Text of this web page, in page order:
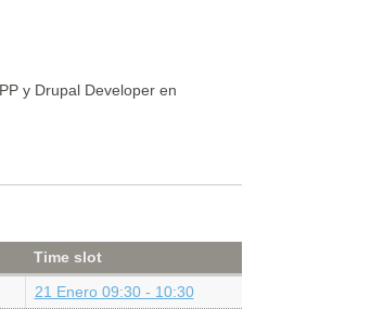
y Drupal Developer en
Time slot
21 Enero 09:30 - 10:30